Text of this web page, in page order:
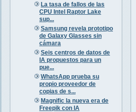
La tasa de fallos de las
CPU Intel Raptor Lake
sup...
Samsung revela prototipo
de Galaxy Glasses sin
cámara
Seis centros de datos de
IA propuestos para un
pue...
WhatsApp prueba su
propio proveedor de
copias de s...
Magnific la nueva era de
Freepik con IA